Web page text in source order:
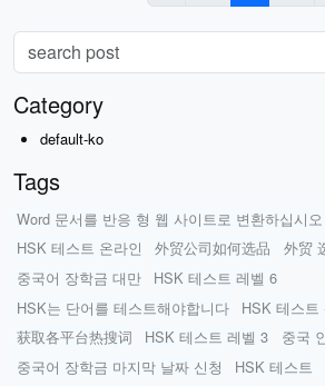
Category
default-ko
Tags
Word 문서를 반응 형 웹 사이트로 변환하십시오
HSK 테스트 온라인
外贸公司如何选品
外贸
중국어 장학금 대만
HSK 테스트 레벨 6
HSK는 단어를 테스트해야합니다
HSK 테스트
获取各平台热搜词
HSK 테스트 레벨 3
중국
중국어 장학금 마지막 날짜 신청
HSK 테스트